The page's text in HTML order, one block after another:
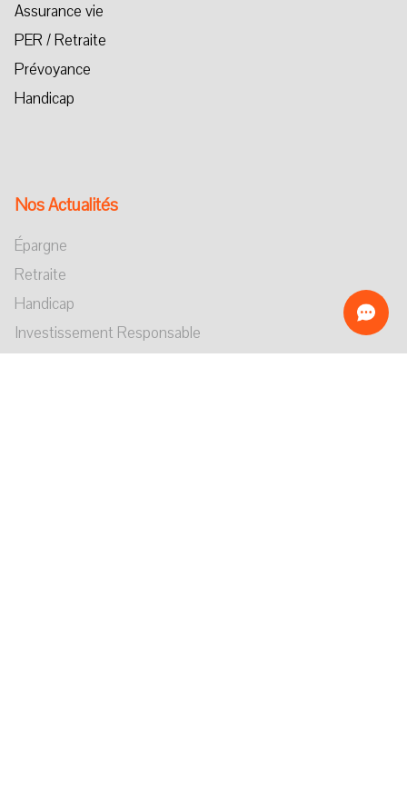
Assurance vie
PER / Retraite
Prévoyance
Handicap
Nos Actualités
Épargne
Retraite
Handicap
Investissement Responsable